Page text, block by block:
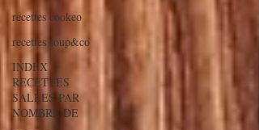
recettes cookeo
recettes soup&co
INDEX
RECETTES
SALEES PAR
NOMBRE DE